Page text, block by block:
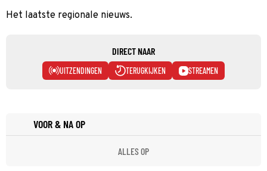
Het laatste regionale nieuws.
DIRECT NAAR
UITZENDINGEN TERUGKIJKEN STREAMEN
VOOR & NA OP
ALLES OP